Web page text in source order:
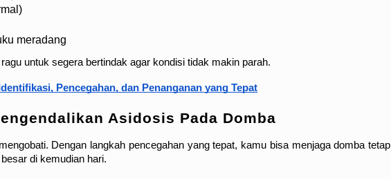
meradang
untuk segera bertindak agar kondisi tidak makin parah.
Pencegahan, dan Penanganan yang Tepat
Asidosis Pada Domba
Dengan langkah pencegahan yang tepat, kamu bisa menjaga domba tetap
di kemudian hari.